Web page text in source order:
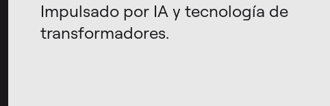
Impulsado por IA y tecnología de
transformadores.